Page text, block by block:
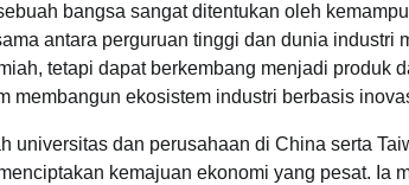
bangsa sangat ditentukan oleh
antara perguruan tinggi dan dunia industri
tetapi dapat berkembang menjadi produk
membangun ekosistem industri berbasis
universitas dan perusahaan di China serta
kemajuan ekonomi yang pesat. Ia